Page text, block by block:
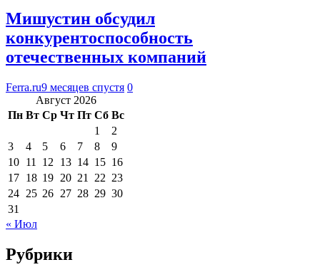
Мишустин обсудил
конкурентоспособность
отечественных компаний
Ferra.ru9 месяцев спустя 0
Август 2026
Пн Вт Ср Чт Пт Сб Вс
1
2
3
4 5 6 7 8
9
10 11 12 13 14 15 16
17 18 19 20 21 22 23
24 25 26 27 28 29 30
31
« Июл
Рубрики